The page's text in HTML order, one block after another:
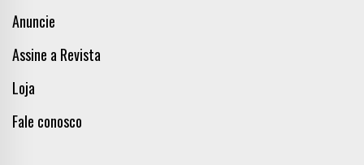
Anuncie
Assine a Revista
Loja
Fale conosco